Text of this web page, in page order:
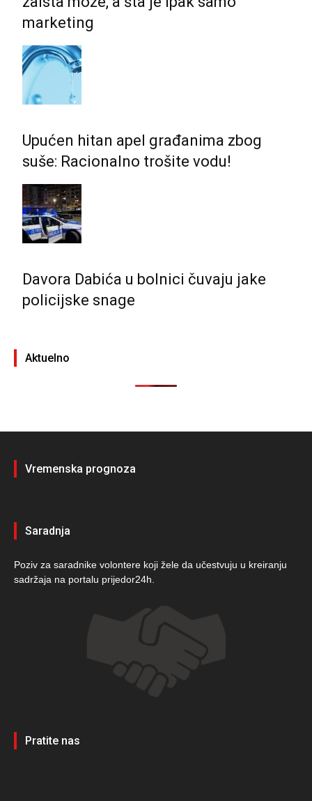
marketing
Upućen hitan apel građanima zbog
suše: Racionalno trošite vodu!
Davora Dabića u bolnici čuvaju jake
policijske snage
Aktuelno
Vremenska prognoza
Saradnja
Poziv za saradnike volontere koji žele da učestvuju u kreiranju
sadržaja na portalu prijedor24h.
Pratite nas